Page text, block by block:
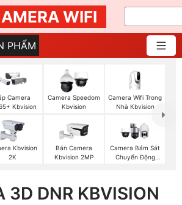
WIFI
PHẨM
Camera
Kbvision
Camera Speedom
Kbvision
Camera Wifi Trong
Nhà Kbvision
Kbvision
2K
Bán Camera
Kbvision 2MP
Camera Bám Sát
Chuyển Động
3D DNR KBVISION